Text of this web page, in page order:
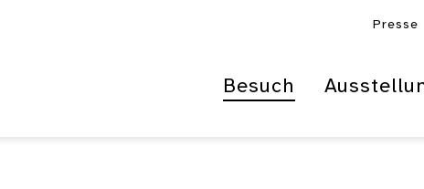
Presse
Besuch